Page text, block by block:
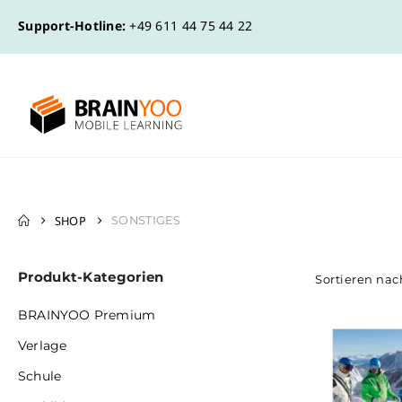
Support-Hotline: +49 611 44 75 44 22
SHOP SONSTIGES
Sortieren
Produkt-Kategorien
BRAINYOO Premium
Verlage
Schule